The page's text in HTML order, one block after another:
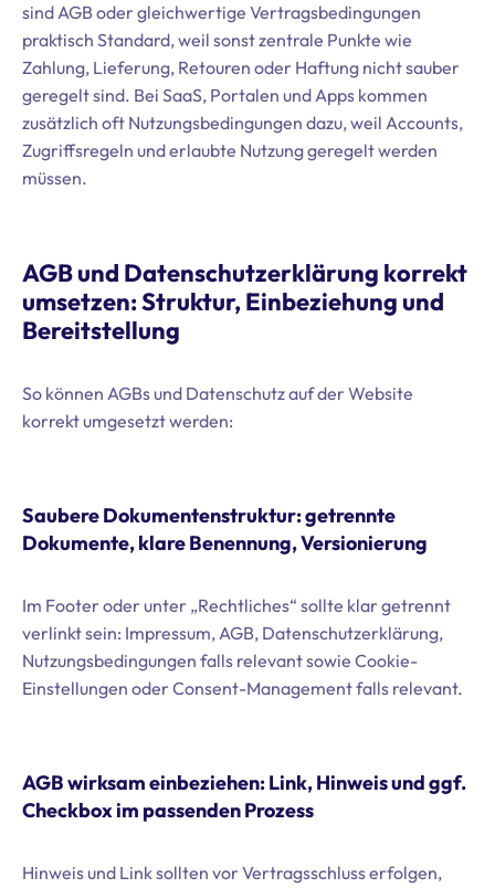
sind AGB oder gleichwertige Vertragsbedingungen
praktisch Standard, weil sonst zentrale Punkte wie
Zahlung, Lieferung, Retouren oder Haftung nicht sauber
geregelt sind. Bei SaaS, Portalen und Apps kommen
zusätzlich oft Nutzungsbedingungen dazu, weil Accounts,
Zugriffsregeln und erlaubte Nutzung geregelt werden
müssen.
AGB und Datenschutzerklärung korrekt
umsetzen: Struktur, Einbeziehung und
Bereitstellung
So können AGBs und Datenschutz auf der Website
korrekt umgesetzt werden:
Saubere Dokumentenstruktur: getrennte
Dokumente, klare Benennung, Versionierung
Im Footer oder unter „Rechtliches“ sollte klar getrennt
verlinkt sein: Impressum, AGB, Datenschutzerklärung,
Nutzungsbedingungen falls relevant sowie Cookie-
Einstellungen oder Consent-Management falls relevant.
AGB wirksam einbeziehen: Link, Hinweis und ggf.
Checkbox im passenden Prozess
Hinweis und Link sollten vor Vertragsschluss erfolgen,